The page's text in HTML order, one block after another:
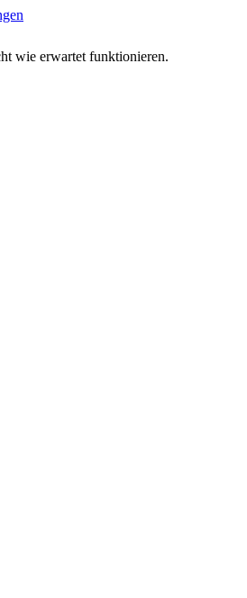
wie erwartet funktionieren.